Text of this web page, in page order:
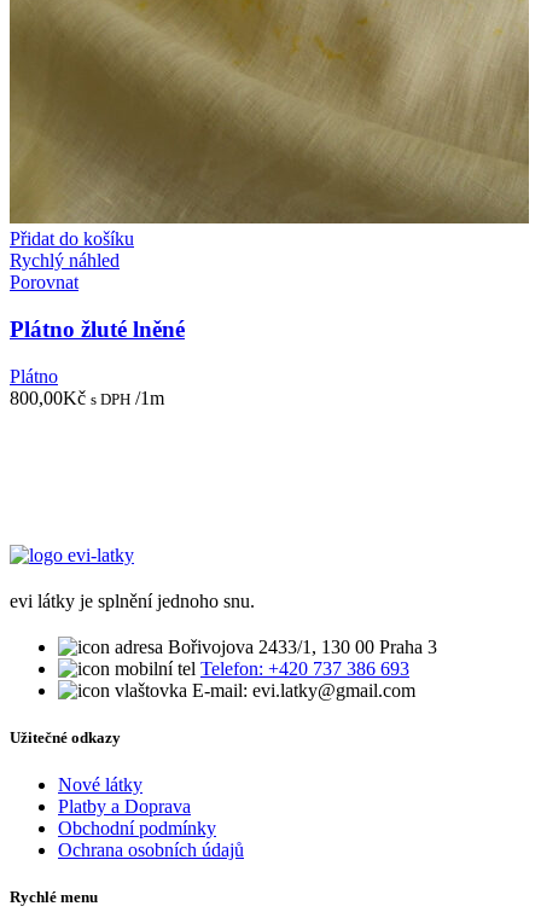
Přidat do košíku
Rychlý náhled
Porovnat
Plátno žluté lněné
Plátno
800,00Kč s DPH /1m
evi látky je splnění jednoho snu.
Bořivojova 2433/1, 130 00 Praha 3
Telefon: +420 737 386 693
E-mail: evi.latky@gmail.com
Užitečné odkazy
Nové látky
Platby a Doprava
Obchodní podmínky
Ochrana osobních údajů
Rychlé menu